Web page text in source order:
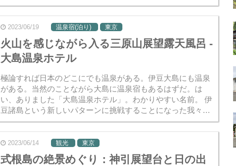
り、いつものメンバーとの間でトントン拍子に話がまとまっ
て、気づい...
2023/06/19 温泉宿(泊り) 東京
火山を感じながら入る三原山展望露天風呂 -
大島温泉ホテル
極論すれば日本のどこにでも温泉がある。伊豆大島にも温泉
がある。当然のことながら大島に温泉宿もあるはずだ。は
い、ありました「大島温泉ホテル」。わかりやすい名前。 伊
豆諸島という新しいパターンに挑戦することになった我々グ
ループの旅の3日目は、式根島から大島へ場所を移し、宿泊
先がこの大...
2023/06/14 観光 東京
式根島の絶景めぐり：神引展望台と日の出